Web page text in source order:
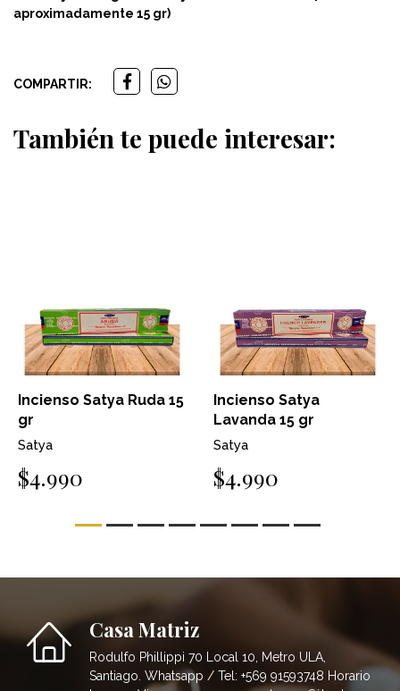
aproximadamente 15 gr)
COMPARTIR:
También te puede interesar:
Incienso Satya Ruda 15
gr
Satya
$4.990
Incienso Satya
Lavanda 15 gr
Satya
$4.990
Casa Matriz
Rodulfo Phillippi 70 Local 10, Metro ULA,
Santiago. Whatsapp / Tel: +569 91593748 Horario